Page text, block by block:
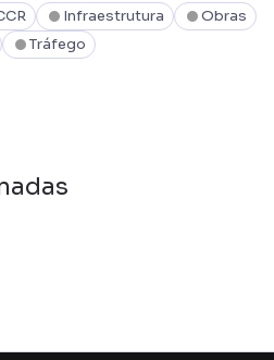
Infraestrutura
Obras
Tráfego